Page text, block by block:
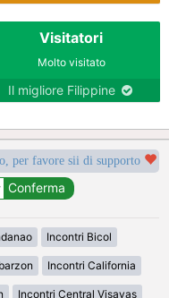
Visitatori
Molto visitato
Il migliore Filippine
per favore sii di supporto
Incontri Bicol
Incontri California
Incontri Central Visayas